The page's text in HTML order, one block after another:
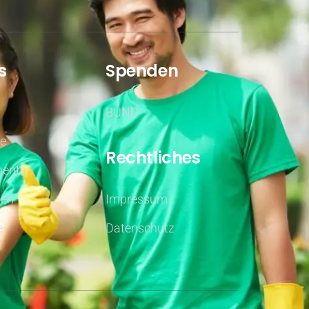
Spenden
BUND
Rechtliches
Impressum
Datenschutz